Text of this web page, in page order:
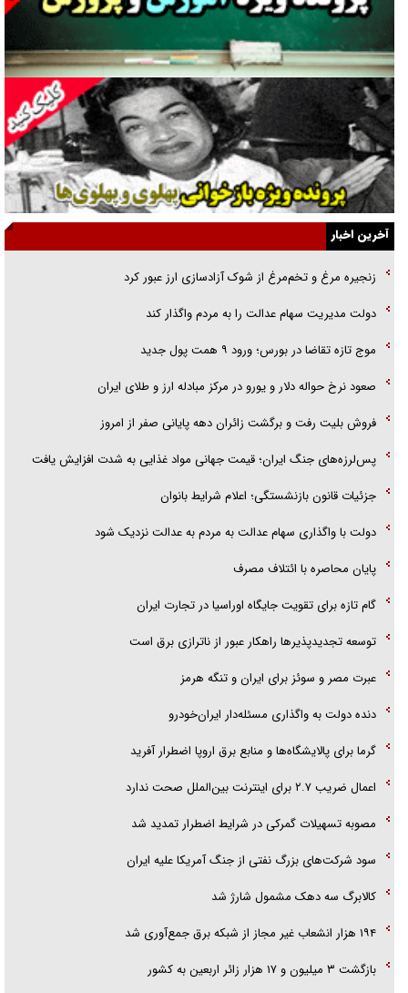
ارتقا می‌داد
راننده مست به قانون می‌خندد
همه آقای دوربینی شده‌ایم!
قصه ناتمام سرویس مدارس
آیا مقاومت فلسطین خلع‌سلاح می‌شود؟
الگوی وحدت‌آفرین در ادراک سیاست خارجی
گفتگوی دکتر اخوان مدیرمسئول روزنامه جوان با برنامه تلویزیونی «نبرد
هرمز»
امام حسین (ع) کشته سیرت‌های عصر جاهلی شد
فریاد‌ها و ناله‌های دوستان مبارزدلم را آتش می‌زد
آخرین اخبار
زنجیره مرغ و تخم‌مرغ از شوک آزادسازی ارز عبور کرد
دولت مدیریت سهام عدالت را به مردم واگذار کند
موج تازه تقاضا در بورس؛ ورود ۹ همت پول جدید
صعود نرخ حواله دلار و یورو در مرکز مبادله ارز و طلای ایران
فروش بلیت رفت و برگشت زائران دهه پایانی صفر از امروز
پس‌لرزه‌های جنگ ایران؛ قیمت جهانی مواد غذایی به شدت افزایش یافت
جزئیات قانون بازنشستگی؛ اعلام شرایط بانوان
دولت با واگذاری سهام عدالت به مردم به عدالت نزدیک شود
پایان محاصره با ائتلاف مصرف
گام تازه برای تقویت جایگاه اوراسیا در تجارت ایران
توسعه تجدیدپذیر‌ها راهکار عبور از ناترازی برق است
عبرت مصر و سوئز برای ایران و تنگه هرمز
دنده دولت به واگذاری مسئله‌دار ایران‌خودرو
گرما برای پالایشگاه‌ها و منابع برق اروپا اضطرار آفرید
اعمال ضریب ۲.۷ برای اینترنت بین‌الملل صحت ندارد
مصوبه تسهیلات گمرکی در شرایط اضطرار تمدید شد
سود شرکت‌های بزرگ نفتی از جنگ آمریکا علیه ایران
کالابرگ سه دهک مشمول شارژ شد
۱۹۴ هزار انشعاب غیر مجاز از شبکه برق جمع‌آوری شد
بازگشت ۳ میلیون و ۱۷ هزار زائر اربعین به کشور